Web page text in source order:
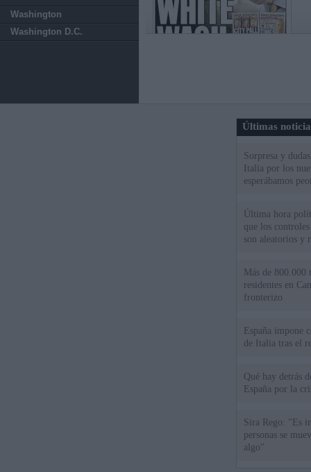
Washington
Washington D.C.
Últimas
Sorpresa y
Italia por los
esperábamos
Última hora
que los
son aleatorios y
Más de 800.000
residentes en
fronterizo
España impone
de Italia tras el
Qué hay detrás
España por la
Sira Rego: "Es
personas se
algo"